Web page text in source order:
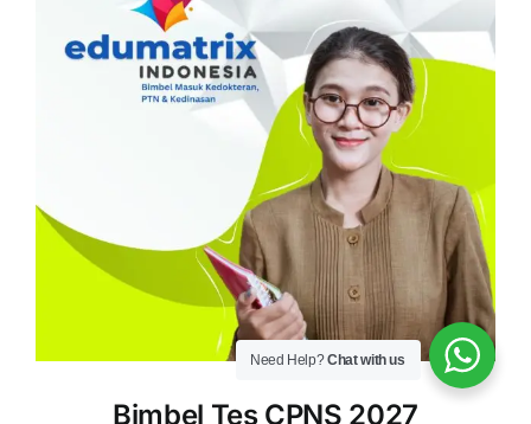
Bimbel Tes CPNS 2027
Need Help?Chat with us